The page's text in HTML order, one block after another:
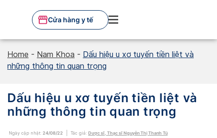
Cửa hàng y tế
Home - Nam Khoa - Dấu hiệu u xơ tuyến tiền liệt và
những thông tin quan trọng
Dấu hiệu u xơ tuyến tiền liệt và
những thông tin quan trọng
Ngày cập nhật: 24/08/22 Tác giả: Dược sĩ, Thạc sĩ Nguyễn Thị Thanh Tú